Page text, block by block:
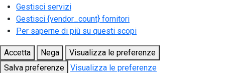
Gestisci servizi
Gestisci {vendor_count} fornitori
Per saperne di più su questi scopi
Accetta Nega
Visualizza le preferenze
Salva preferenze
Visualizza le preferenze